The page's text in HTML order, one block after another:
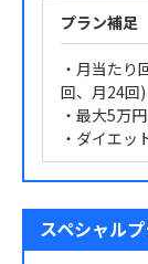
プラン補足
・月当たり
回、月24回)
・最大5万
・ダイエッ
スペシャル